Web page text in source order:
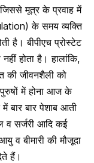
जिससे मूत्र के प्रवाह में
के समय व्यक्ति
है। बीपीएच प्रोस्टेट
नहीं होता है। हालांकि,
की जीवनशैली को
पुरुषों में होना आज के
में बार बार पेशाब आती
व सर्जरी आदि कई
व बीमारी की मौजूदा
हैं।